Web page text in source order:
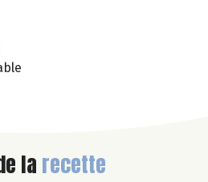
larecette